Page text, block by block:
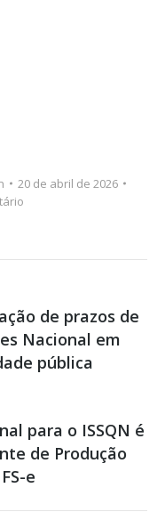
20 de abril de 2026
de prazos de
Nacional em
pública
para o ISSQN é
de Produção
e